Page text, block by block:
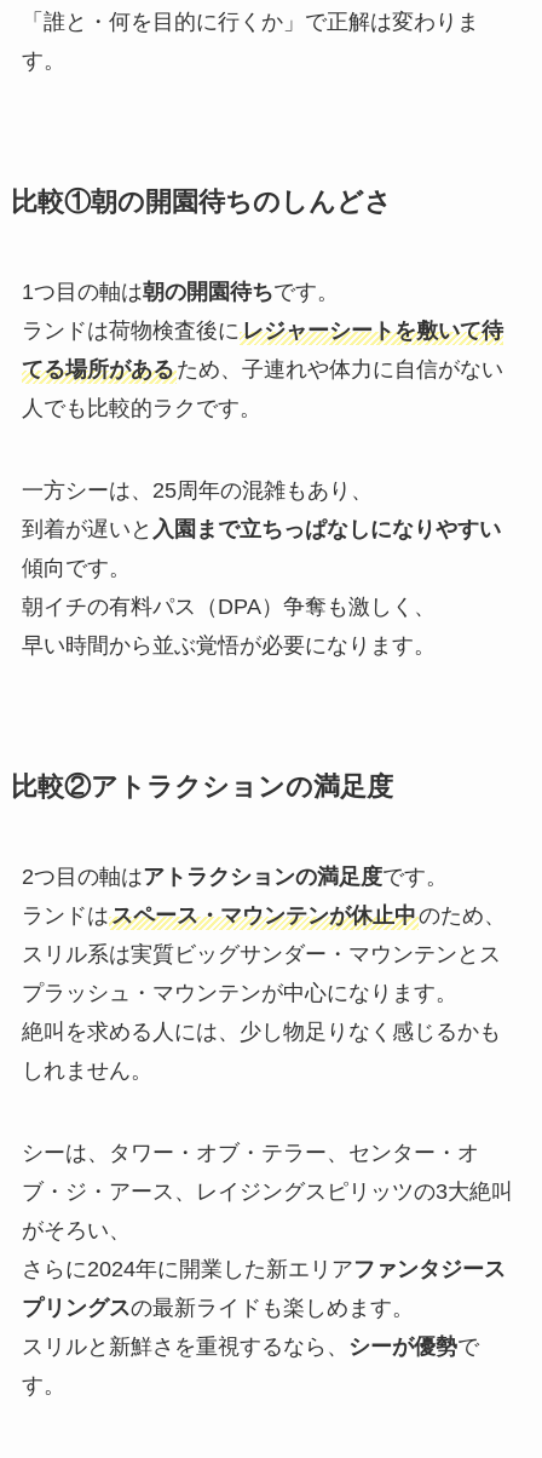
「誰と・何を目的に行くか」で正解は変わりま
す。
比較①朝の開園待ちのしんどさ
1つ目の軸は朝の開園待ちです。
ランドは荷物検査後にレジャーシートを敷いて待
てる場所があるため、子連れや体力に自信がない
人でも比較的ラクです。
一方シーは、25周年の混雑もあり、
到着が遅いと 入園まで立ちっぱなしになりやすい
傾向です。
朝イチの有料パス（DPA）争奪も激しく、
早い時間から並ぶ覚悟が必要になります。
比較②アトラクションの満足度
2つ目の軸はアトラクションの満足度です。
ランドはスペース・マウンテンが休止中のため、
スリル系は実質ビッグサンダー・マウンテンとス
プラッシュ・マウンテンが中心になります。
絶叫を求める人には、少し物足りなく感じるかも
しれません。
シーは、タワー・オブ・テラー、センター・オ
ブ・ジ・アース、レイジングスピリッツの3大絶叫
がそろい、
さらに2024年に開業した新エリアファンタジース
プリングスの最新ライドも楽しめます。
スリルと新鮮さを重視するなら、
シーが優勢で
す。